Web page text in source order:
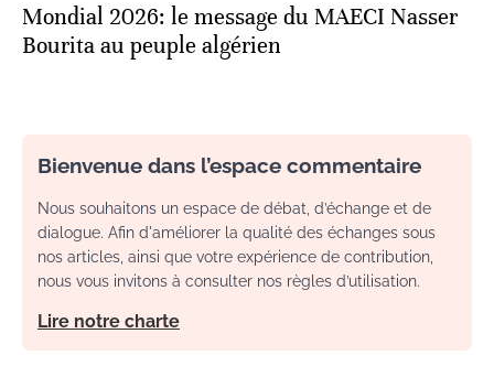
Mondial 2026: le message du MAECI Nasser
Bourita au peuple algérien
Bienvenue dans l’espace commentaire
Nous souhaitons un espace de débat, d’échange et de
dialogue. Afin d'améliorer la qualité des échanges sous
nos articles, ainsi que votre expérience de contribution,
nous vous invitons à consulter nos règles d’utilisation.
Lire notre charte